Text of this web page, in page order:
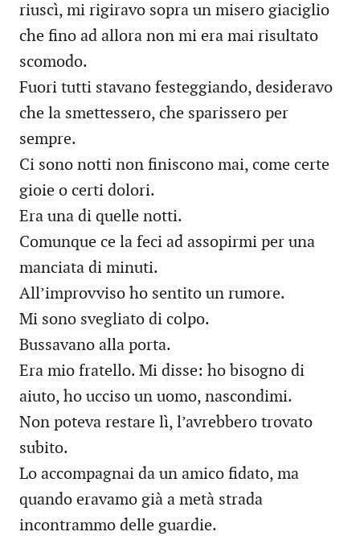
riuscì, mi rigiravo sopra un misero giaciglio
che fino ad allora non mi era mai risultato
scomodo.
Fuori tutti stavano festeggiando, desideravo
che la smettessero, che sparissero per
sempre.
Ci sono notti non finiscono mai, come certe
gioie o certi dolori.
Era una di quelle notti.
Comunque ce la feci ad assopirmi per una
manciata di minuti.
All’improvviso ho sentito un rumore.
Mi sono svegliato di colpo.
Bussavano alla porta.
Era mio fratello. Mi disse: ho bisogno di
aiuto, ho ucciso un uomo, nascondimi.
Non poteva restare lì, l’avrebbero trovato
subito.
Lo accompagnai da un amico fidato, ma
quando eravamo già a metà strada
incontrammo delle guardie.